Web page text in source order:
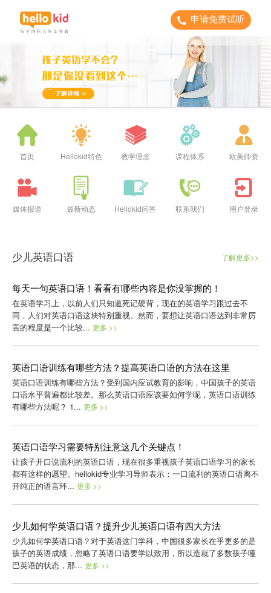
申请免费试听
首页 Hellokid特色 教学理念 课程体系 欧美师资
媒体报道 最新动态 Hellokid问答 联系我们 用户登录
少儿英语口语 了解更多>>
每天一句英语口语！看看有哪些内容是你没掌握的！
在英语学习上，以前人们只知道死记硬背，现在的英语学习跟过去不
同，人们对英语口语这块特别重视。然而，要想让英语口语达到非常厉
害的程度是一个比较... 更多 >>
英语口语训练有哪些方法？提高英语口语的方法在这里
英语口语训练有哪些方法？受到国内应试教育的影响，中国孩子的英语
口语水平普遍都比较差。那么英语口语应该要如何学呢，英语口语训练
有哪些方法呢？ 1... 更多 >>
英语口语学习需要特别注意这几个关键点！
让孩子开口说流利的英语口语，现在很多重视孩子英语口语学习的家长
都有这样的愿望。hellokid专业学习导师表示：一口流利的英语口语离不
开纯正的语言环... 更多 >>
少儿如何学英语口语？提升少儿英语口语有四大方法
少儿如何学英语口语？对于英语这门学科，中国很多家长在乎更多的是
孩子的英语成绩，忽略了英语口语要学以致用，所以造就了多数孩子哑
巴英语的状态，那... 更多 >>